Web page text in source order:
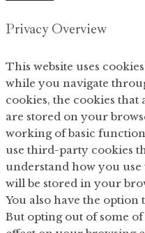
Privacy Overview
This website uses
while you navigate
cookies, the cookies that
are stored on your
working of basic
use third-party cookies
understand how you use
will be stored in your
You also have the option
But opting out of some